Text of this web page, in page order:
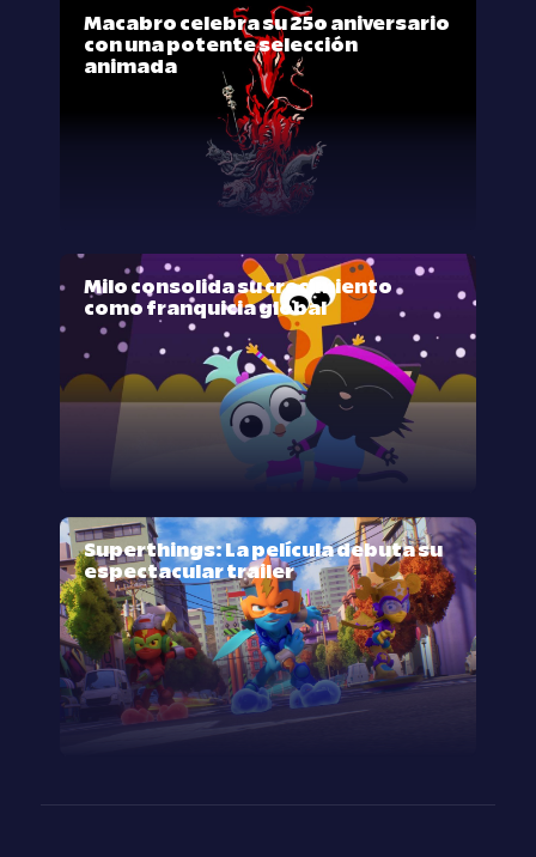
Macabro celebra su 25º aniversario
con una potente selección
animada
Milo consolida su crecimiento
como franquicia global
Superthings: La película debuta su
espectacular trailer